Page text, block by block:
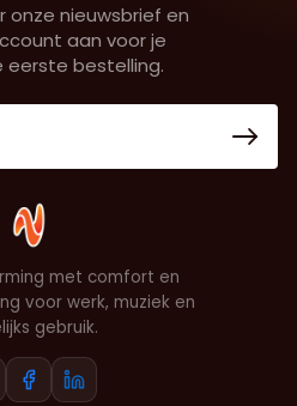
met comfort en
voor werk, muziek en
gebruik.
onze nieuwsbrief en
aan voor je
eerste bestelling.